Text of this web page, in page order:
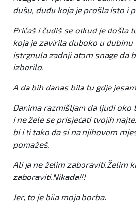
dušu, duđu koja je prošla isto i
Pričaš i čudiš se otkud je došla
koja je zavirila duboko u dubinu
istrgnula zadnji atom snage da
izborilo.
A da bih danas bila tu gdje jesam.
Danima razmišljam da ljudi oko
i ne žele se prisjećati tvojih
bi i ti tako da si na njihovom
pomažeš.
Ali ja ne želim zaboraviti.Želim
zaboraviti.Nikada!!!
Jer, to je bila moja borba.